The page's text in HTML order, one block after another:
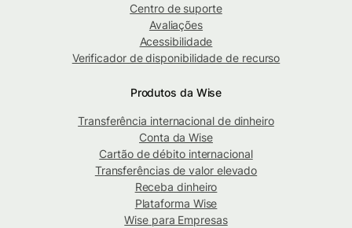
Centro de suporte
Avaliações
Acessibilidade
Verificador de disponibilidade de recurso
Produtos da Wise
Transferência internacional de dinheiro
Conta da Wise
Cartão de débito internacional
Transferências de valor elevado
Receba dinheiro
Plataforma Wise
Wise para Empresas